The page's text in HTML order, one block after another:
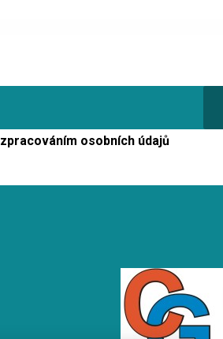
zpracováním osobních údajů